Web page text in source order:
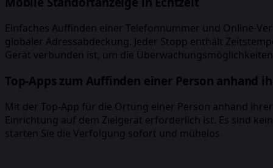
Einfaches Auffinden einer Telefonnummer und Online-
globaler Adressabdeckung. Jeder Stopp enthält
Gerät verbunden ist, um die
Top-Apps zum Auffinden einer Person anhand
Mit der Top-App für die Ortung einer Person anhand
Einrichtung auf dem Zielgerät erforderlich ist. Es sind
starten Sie die Verfolgung sofort und mühelos.